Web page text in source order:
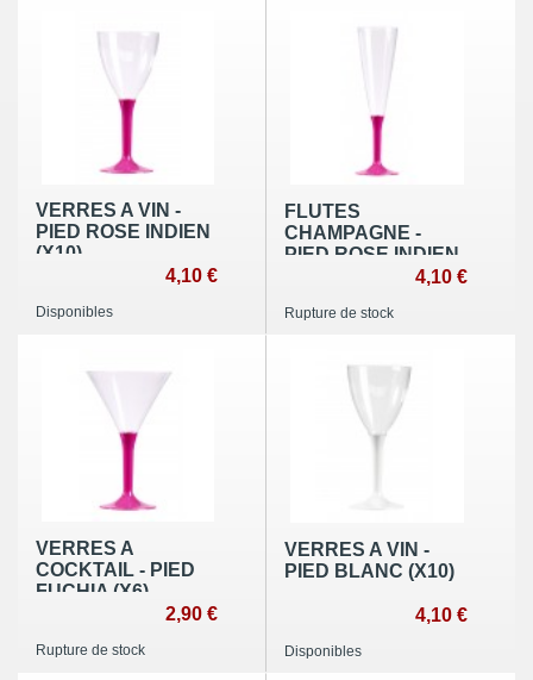
VERRES A VIN -
PIED ROSE INDIEN
(X10)
4,10 €
Disponibles
FLUTES
CHAMPAGNE -
PIED ROSE INDIEN
4,10 €
Rupture de stock
VERRES A
COCKTAIL - PIED
FUCHIA (X6)
2,90 €
Rupture de stock
VERRES A VIN -
PIED BLANC (X10)
4,10 €
Disponibles